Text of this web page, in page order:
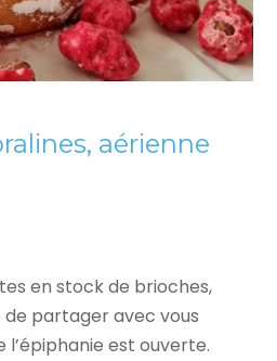
aérienne
en stock de brioches,
de partager avec vous
l’épiphanie est ouverte.